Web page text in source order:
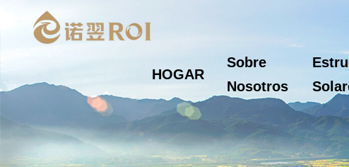
HOGAR
Sobre
Nosotros